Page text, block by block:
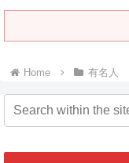
Home 有名人